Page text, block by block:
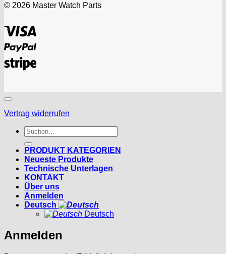
© 2026 Master Watch Parts
PayPal
Stripe
Vertrag widerrufen
Suchen
nach:
PRODUKT KATEGORIEN
Neueste Produkte
Technische Unterlagen
KONTAKT
Über uns
Anmelden
Deutsch
Deutsch
Anmelden